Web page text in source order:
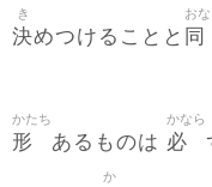
決
き
めつけることと 同
おな
形
かたち
あるものは 必
かなら
か